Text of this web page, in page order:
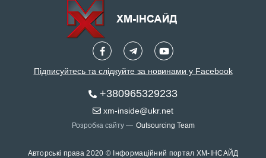
Підписуйтесь та слідкуйте за новинами у Facebook
+380965329233
xm-inside@ukr.net
Розробка сайту — Outsourcing Team
Авторські права 2020 © Інформаційний портал ХМ-ІНСАЙД